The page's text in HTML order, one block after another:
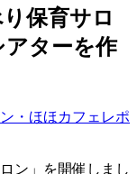
保育サロ
アターを作
・ほほカフェレポ
ン」を開催しまし